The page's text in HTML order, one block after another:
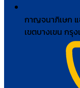
กาญจนาภิเษก
เขตบางเขน กรุ